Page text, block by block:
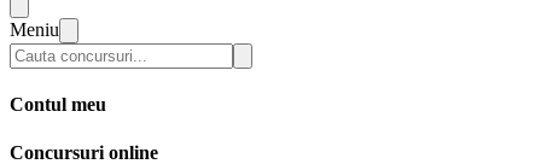
Meniu
Contul meu
Concursuri online